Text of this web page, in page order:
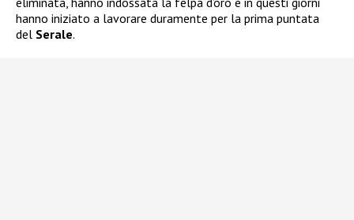
hanno iniziato a lavorare duramente per la prima puntata
del Serale.